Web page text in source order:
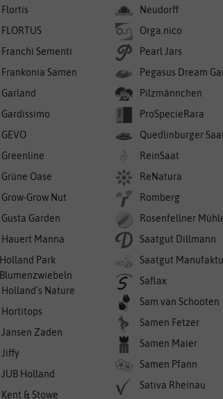
Flortis
FLORTUS
Franchi Sementi
Frankonia Samen
Garland
Gardissimo
GEVO
Greenline
Grüne Oase
Grow-Grow Nut
Gusta Garden
Hauert Manna
Holland Park
Blumenzwiebeln
Holland's Nature
Hortitops
Jansen Zaden
Jiffy
JUB Holland
Kent & Stowe
Neudorff
Orga.nico
Pearl Jars
Pegasus Dream
Pilzmännchen
ProSpecieRara
Quedlinburger
ReinSaat
ReNatura
Romberg
Rosenfellner
Saatgut Dillmann
Saatgut
Saflax
Sam van Schooten
Samen Fetzer
Samen Maier
Samen Pfann
Sativa Rheinau